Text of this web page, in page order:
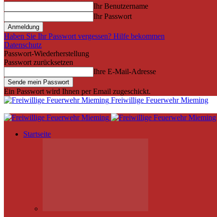
Ihr Benutzername
Ihr Passwort
Haben Sie Ihr Passwort vergessen? Hilfe bekommen
Datenschutz
Passwort-Wiederherstellung
Passwort zurücksetzen
Ihre E-Mail-Adresse
Ein Passwort wird Ihnen per Email zugeschickt.
Freiwillige Feuerwehr Mieming
Startseite